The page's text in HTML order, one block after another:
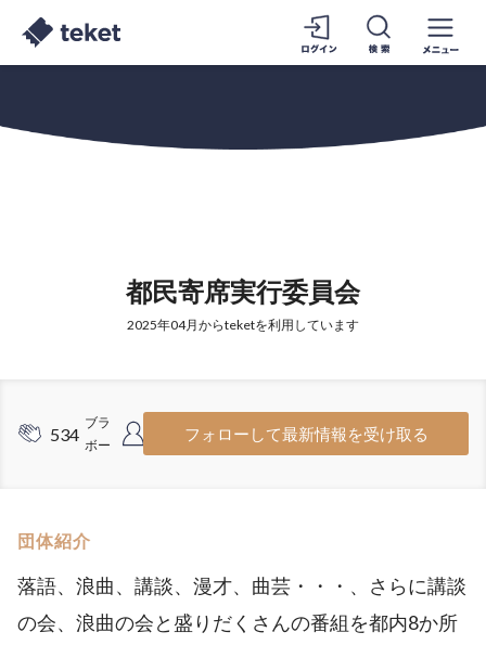
都民寄席実行委員会
2025年04月からteketを利用しています
534
ブラ
ボー
5127
ワー
フォローして最新情報を受け取る
団体紹介
落語、浪曲、講談、漫才、曲芸・・・、さらに講談
の会、浪曲の会と盛りだくさんの番組を都内8か所